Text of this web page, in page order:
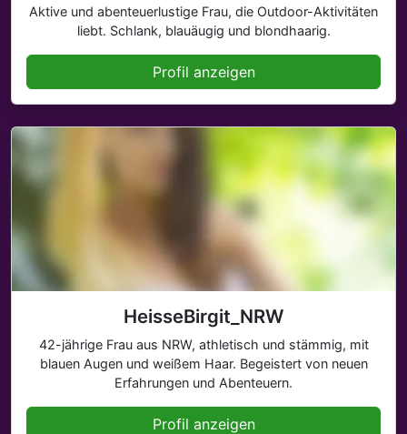
Aktive und abenteuerlustige Frau, die Outdoor-Aktivitäten
liebt. Schlank, blauäugig und blondhaarig.
Profil anzeigen
HeisseBirgit_NRW
42-jährige Frau aus NRW, athletisch und stämmig, mit
blauen Augen und weißem Haar. Begeistert von neuen
Erfahrungen und Abenteuern.
Profil anzeigen